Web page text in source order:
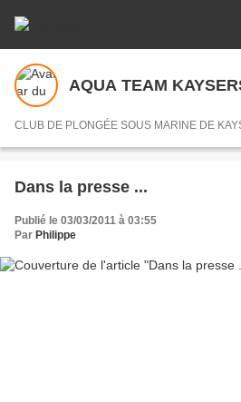
AQUA TEAM
CLUB DE PLONGÉE SOUS MARINE DE
Dans la presse ...
Publié le 03/03/2011 à 03:55
Par Philippe